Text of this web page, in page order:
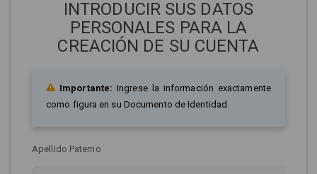
INTRODUCIR SUS DATOS
PERSONALES PARA LA
CREACIÓN DE SU CUENTA
Importante: Ingrese la información exactamente
como figura en su Documento de Identidad.
Apellido Paterno